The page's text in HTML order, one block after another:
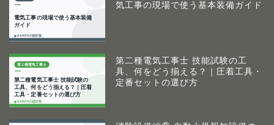
気工事の現場で使う基本装備ガイド
第二種電気工事士 技能試験の工
具、何をどう揃える？｜圧着工具・
定番セットの選び方